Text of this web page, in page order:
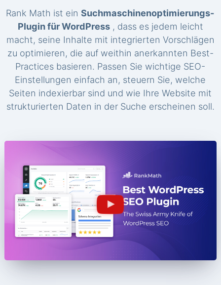
Rank Math ist einSuchmaschinenoptimierungs-
Plugin für WordPress, dass es jedem leicht
macht, seine Inhalte mit integrierten Vorschlägen
zu optimieren, die auf weithin anerkannten Best-
Practices basieren. Passen Sie wichtige SEO-
Einstellungen einfach an, steuern Sie, welche
Seiten indexierbar sind und wie Ihre Website mit
strukturierten Daten in der Suche erscheinen soll.